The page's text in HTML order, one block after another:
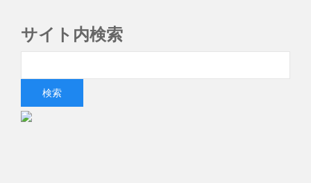
サイト内検索